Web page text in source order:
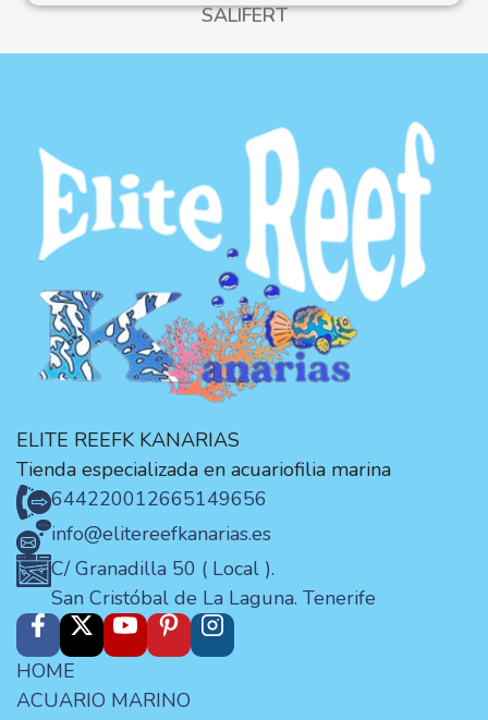
SALIFERT
ELITE REEFK KANARIAS
Tienda especializada en acuariofilia marina
644220012665149656
info@elitereefkanarias.es
C/ Granadilla 50 ( Local ).
San Cristóbal de La Laguna. Tenerife
HOME
ACUARIO MARINO